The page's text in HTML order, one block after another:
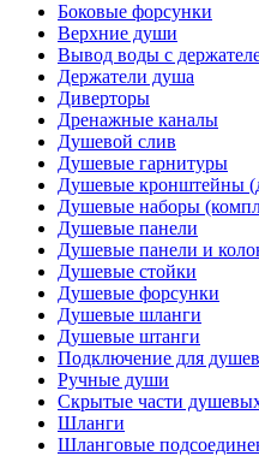
Боковые форсунки
Верхние души
Вывод воды с
Держатели душа
Диверторы
Дренажные каналы
Душевой слив
Душевые гарнитуры
Душевые кронштейны
Душевые наборы
Душевые панели
Душевые панели и
Душевые стойки
Душевые форсунки
Душевые шланги
Душевые штанги
Подключение для
Ручные души
Скрытые части
Шланги
Шланговые